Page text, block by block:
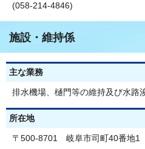
(058-214-4846)
施設・維持係
主な業務
排水機場、樋門等の維持及び水路
所在地
〒500-8701 岐阜市司町40番地